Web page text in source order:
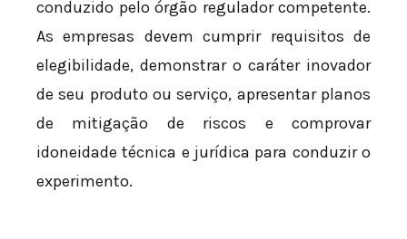
conduzido pelo órgão regulador competente.
As empresas devem cumprir requisitos de
elegibilidade, demonstrar o caráter inovador
de seu produto ou serviço, apresentar planos
de mitigação de riscos e comprovar
idoneidade técnica e jurídica para conduzir o
experimento.